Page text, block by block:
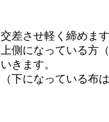
交差させ軽く締めま
上側になっている方
いきます。
（下になっている布